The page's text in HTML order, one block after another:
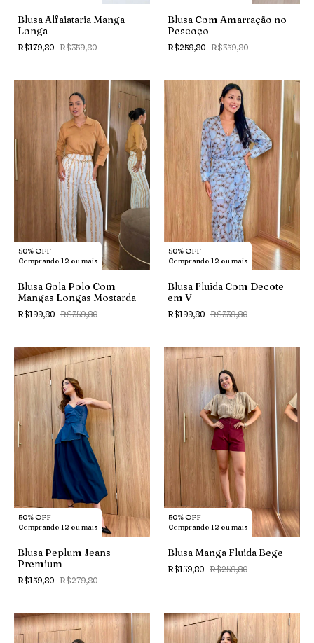
Blusa Alfaiataria Manga
Longa
R$179,80 R$359,80
Blusa Com Amarração no
Pescoço
R$259,80 R$359,80
50% OFF
Comprando 12 ou mais
Blusa Gola Polo Com
Mangas Longas Mostarda
R$199,80 R$359,80
50% OFF
Comprando 12 ou mais
Blusa Fluida Com Decote
em V
R$199,80 R$339,80
50% OFF
Comprando 12 ou mais
Blusa Peplum Jeans
Premium
R$159,80 R$279,80
50% OFF
Comprando 12 ou mais
Blusa Manga Fluida Bege
R$159,80 R$259,80